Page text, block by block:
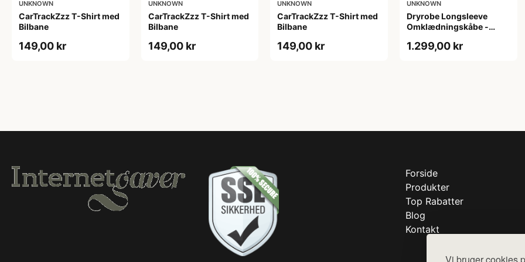
UNKNOWN
CarTrackZzz T-Shirt med
Bilbane
149,00 kr
UNKNOWN
CarTrackZzz T-Shirt med
Bilbane
149,00 kr
UNKNOWN
CarTrackZzz T-Shirt med
Bilbane
149,00 kr
UNKNOWN
Dryrobe Longsleeve
Omklædningskåbe -
1.299,00 kr
Forside
Produkter
Top Rabatter
Blog
Kontakt